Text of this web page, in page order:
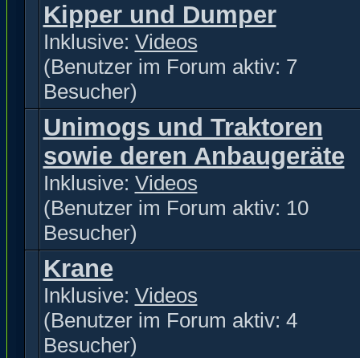
Kipper und Dumper
Inklusive: Videos
(Benutzer im Forum aktiv: 7
Besucher)
Unimogs und Traktoren
sowie deren Anbaugeräte
Inklusive: Videos
(Benutzer im Forum aktiv: 10
Besucher)
Krane
Inklusive: Videos
(Benutzer im Forum aktiv: 4
Besucher)